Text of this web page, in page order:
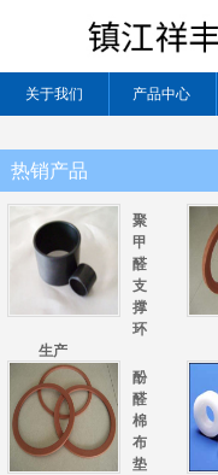
关于我们 产品中心
热销产品
聚
甲
醛
支
撑
环
生产
酚
醛
棉
布
垫